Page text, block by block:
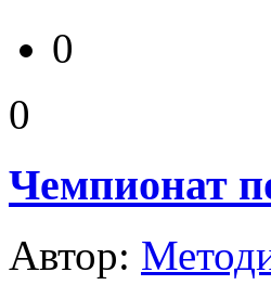
0
0
Чемпионат
Автор: